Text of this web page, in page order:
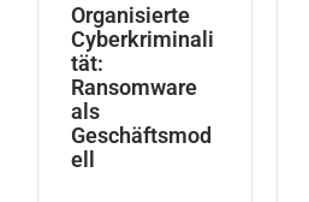
Organisierte
Cyberkriminali
tät:
Ransomware
als
Geschäftsmod
ell